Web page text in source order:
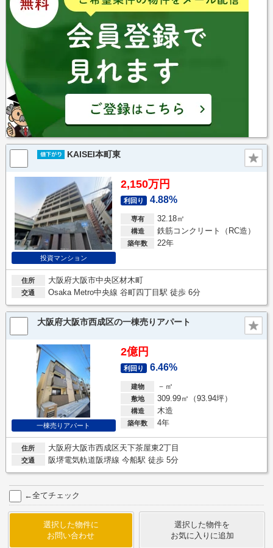
KAISEI本町東
投資マンション
2,150万円
利回り 4.88%
専有 32.18㎡
構造 鉄筋コンクリート（RC造）
築年数 22年
住所 大阪府大阪市中央区材木町
交通 Osaka Metro中央線 谷町四丁目駅 徒歩 6分
大阪府大阪市西成区の一棟売りアパート
一棟売りアパート
2億円
利回り 6.46%
建物 －㎡
敷地 309.99㎡（93.94坪）
構造 木造
築年数 4年
住所 大阪府大阪市西成区天下茶屋東2丁目
交通 阪堺電気軌道阪堺線 今船駅 徒歩 5分
←全てチェック
選択した物件に
お問い合わせ
選択した物件を
お気に入りに追加